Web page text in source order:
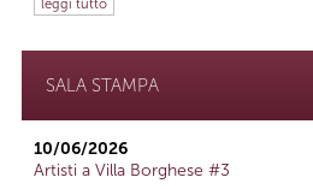
leggi tutto
SALA STAMPA
10/06/2026
Artisti a Villa Borghese #3